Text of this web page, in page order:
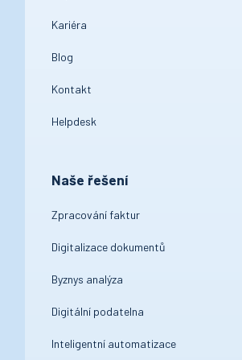
Kariéra
Blog
Kontakt
Helpdesk
Naše řešení
Zpracování faktur
Digitalizace dokumentů
Byznys analýza
Digitální podatelna
Inteligentní automatizace